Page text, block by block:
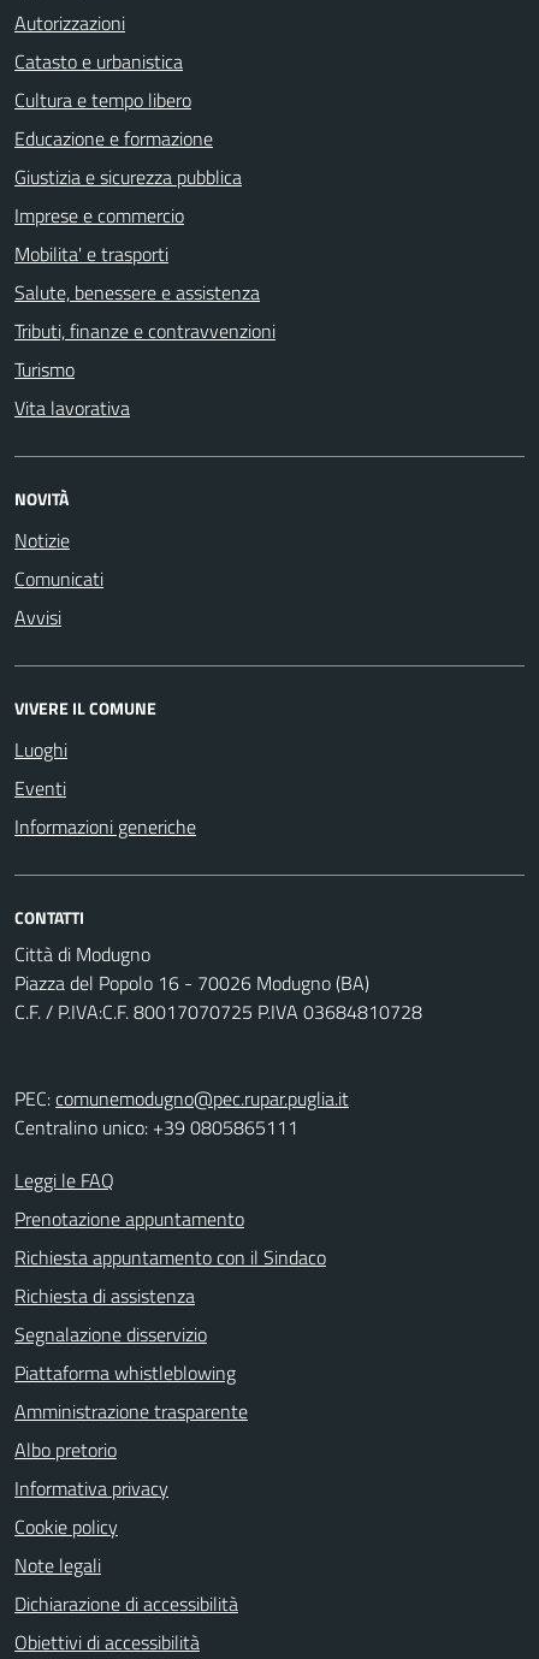
Autorizzazioni
Catasto e urbanistica
Cultura e tempo libero
Educazione e formazione
Giustizia e sicurezza pubblica
Imprese e commercio
Mobilita' e trasporti
Salute, benessere e assistenza
Tributi, finanze e contravvenzioni
Turismo
Vita lavorativa
NOVITÀ
Notizie
Comunicati
Avvisi
VIVERE IL COMUNE
Luoghi
Eventi
Informazioni generiche
CONTATTI
Città di Modugno
Piazza del Popolo 16 - 70026 Modugno (BA)
C.F. / P.IVA:C.F. 80017070725 P.IVA 03684810728
PEC:comunemodugno@pec.rupar.puglia.it
Centralino unico: +39 0805865111
Leggi le FAQ
Prenotazione appuntamento
Richiesta appuntamento con il Sindaco
Richiesta di assistenza
Segnalazione disservizio
Piattaforma whistleblowing
Amministrazione trasparente
Albo pretorio
Informativa privacy
Cookie policy
Note legali
Dichiarazione di accessibilità
Obiettivi di accessibilità